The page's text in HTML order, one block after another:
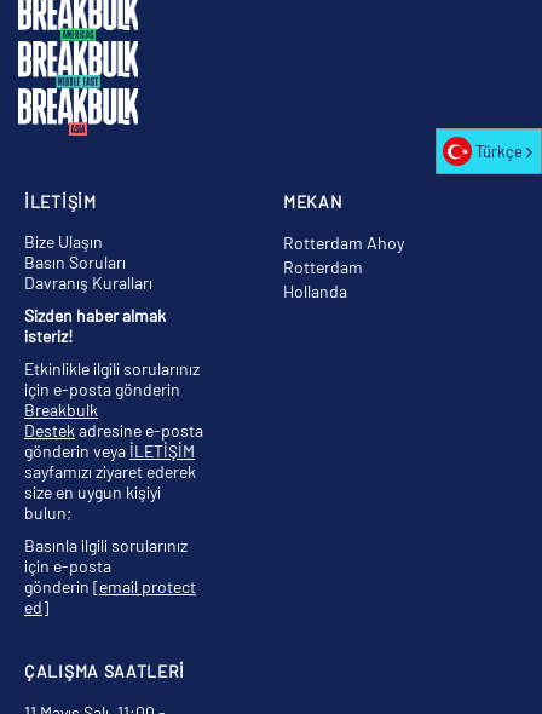
MEKAN
Rotterdam Ahoy
Rotterdam
Hollanda
ÇALIŞMA SAATLERİ
İLETİŞİM
Bize Ulaşın
Basın Soruları
Davranış Kuralları
Sizden haber almak
isteriz!
Etkinlikle ilgili sorularınız
için e-posta gönderin
Breakbulk
Destek adresine e-posta
gönderin veya İLETİŞİM
sayfamızı ziyaret ederek
size en uygun kişiyi
bulun;
Basınla ilgili sorularınız
için e-posta
gönderin [email protect
ed]
Türkçe